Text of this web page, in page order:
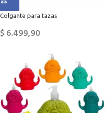
Colgante para tazas
$6.499,90